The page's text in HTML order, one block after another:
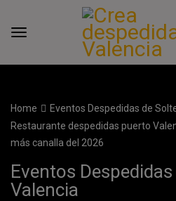
Home
Eventos Despedidas de
Restaurante despedidas puerto
más canalla del 2026
Eventos
Valencia